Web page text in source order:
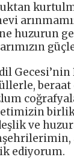
huzurun
beraat
birlik
ve
ediyorum.